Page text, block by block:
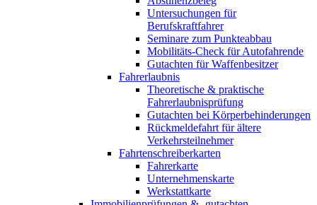
Untersuchungen für
Berufskraftfahrer
Seminare zum Punkteabbau
Mobilitäts-Check für Autofahrende
Gutachten für Waffenbesitzer
Fahrerlaubnis
Theoretische & praktische
Fahrerlaubnisprüfung
Gutachten bei Körperbehinderungen
Rückmeldefahrt für ältere
Verkehrsteilnehmer
Fahrtenschreiberkarten
Fahrerkarte
Unternehmenskarte
Werkstattkarte